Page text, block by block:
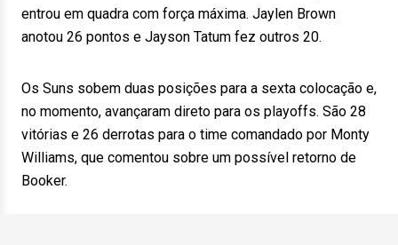
entrou em quadra com força máxima. Jaylen Brown
anotou 26 pontos e Jayson Tatum fez outros 20.
Os Suns sobem duas posições para a sexta colocação e,
no momento, avançaram direto para os playoffs. São 28
vitórias e 26 derrotas para o time comandado por Monty
Williams, que comentou sobre um possível retorno de
Booker.